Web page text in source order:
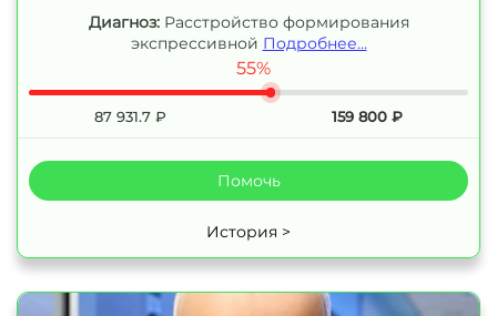
Диагноз: Расстройство формирования
экспрессивной Подробнее...
55%
87 931.7 ₽ 159 800₽
Помочь
История >